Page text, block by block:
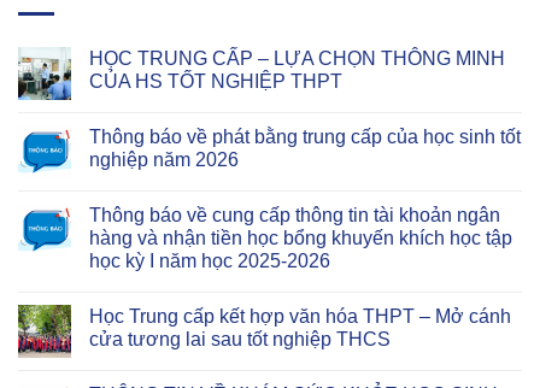
HỌC TRUNG CẤP – LỰA CHỌN THÔNG MINH
CỦA HS TỐT NGHIỆP THPT
Thông báo về phát bằng trung cấp của học sinh tốt
nghiệp năm 2026
Thông báo về cung cấp thông tin tài khoản ngân
hàng và nhận tiền học bổng khuyến khích học tập
học kỳ I năm học 2025-2026
Học Trung cấp kết hợp văn hóa THPT – Mở cánh
cửa tương lai sau tốt nghiệp THCS